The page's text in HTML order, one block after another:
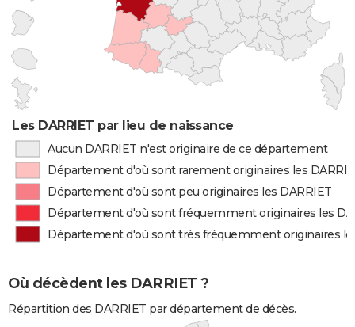
Les DARRIET par lieu de naissance
Aucun DARRIET n'est originaire de ce département
Département d'où sont rarement originaires les
Département d'où sont peu originaires les DARRIET
Département d'où sont fréquemment originaires les
Département d'où sont très fréquemment originaires
Où décèdent les DARRIET ?
Répartition des DARRIET par département de décès.